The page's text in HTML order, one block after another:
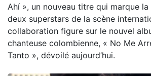
Ahí », un nouveau titre qui marque
deux superstars de la scène
collaboration figure sur le nouvel
chanteuse colombienne, « No Me
Tanto », dévoilé aujourd’hui.